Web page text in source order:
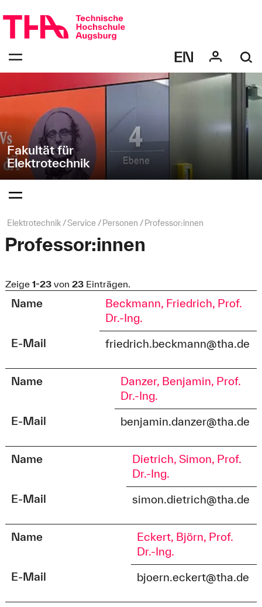
überspringen
zur
Navigation
"Elektrotechnik"
Fakultät für
Elektrotechnik
bestätigen
Öffnen
Menüs
bestätigen
des
Seitenpfad:
Elektrotechnik Service Personen Professor:innen
Professor:innen
Zeige 1-23von 23Einträgen.
Name
Beckmann, Friedrich, Prof.
Dr.-Ing.
E-Mail
friedrich.beckmann@tha.de
Name
Danzer, Benjamin, Prof.
Dr.-Ing.
E-Mail
benjamin.danzer@tha.de
Name
Dietrich, Simon, Prof.
Dr.-Ing.
E-Mail
simon.dietrich@tha.de
Name
Eckert, Björn, Prof.
Dr.-Ing.
E-Mail
bjoern.eckert@tha.de